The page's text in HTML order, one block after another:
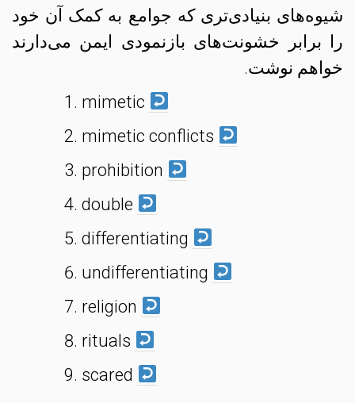
شیوه‌های بنیادی‌تری که جوامع به کمک آن خود
را برابر خشونت‌های بازنمودی ایمن می‌دارند
خواهم نوشت.
mimetic
mimetic conflicts
prohibition
double
differentiating
undifferentiating
religion
rituals
scared